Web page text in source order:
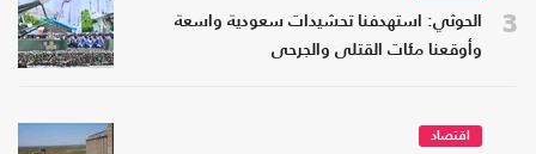
3
الحوثي: استهدفنا تحشيدات سعودية واسعة
وأوقعنا مئات القتلى والجرحى
اقتصاد